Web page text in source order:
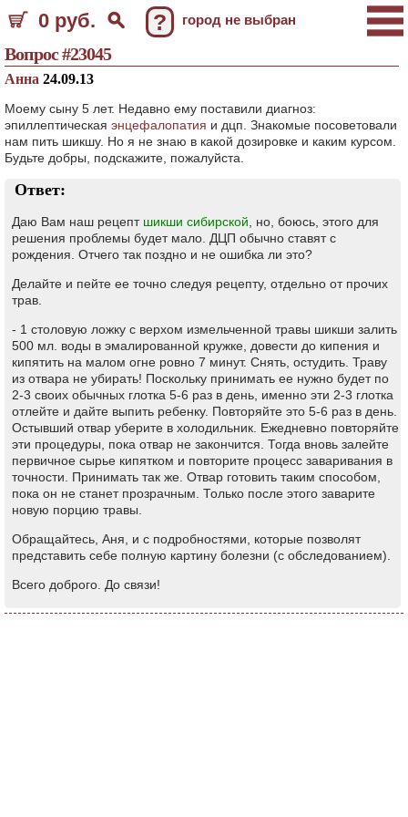
0 руб. ? город не выбран
Вопрос #23045
Анна 24.09.13
Моему сыну 5 лет. Недавно ему поставили диагноз:
эпиллептическая энцефалопатия и дцп. Знакомые посоветовали
нам пить шикшу. Но я не знаю в какой дозировке и каким курсом.
Будьте добры, подскажите, пожалуйста.
Ответ:
Даю Вам наш рецепт шикши сибирской , но, боюсь, этого для
решения проблемы будет мало. ДЦП обычно ставят с
рождения. Отчего так поздно и не ошибка ли это?
Делайте и пейте ее точно следуя рецепту, отдельно от прочих
трав.
- 1 столовую ложку с верхом измельченной травы шикши залить
500 мл. воды в эмалированной кружке, довести до кипения и
кипятить на малом огне ровно 7 минут. Снять, остудить. Траву
из отвара не убирать! Поскольку принимать ее нужно будет по
2-3 своих обычных глотка 5-6 раз в день, именно эти 2-3 глотка
отлейте и дайте выпить ребенку. Повторяйте это 5-6 раз в день.
Остывший отвар уберите в холодильник. Ежедневно повторяйте
эти процедуры, пока отвар не закончится. Тогда вновь залейте
первичное сырье кипятком и повторите процесс заваривания в
точности. Принимать так же. Отвар готовить таким способом,
пока он не станет прозрачным. Только после этого заварите
новую порцию травы.
Обращайтесь, Аня, и с подробностями, которые позволят
представить себе полную картину болезни (с обследованием).
Всего доброго. До связи!